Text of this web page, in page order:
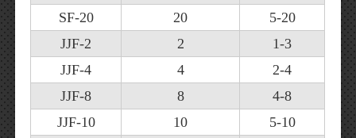
SF-20
20
5-20
JJF-2
2
1-3
JJF-4
4
2-4
JJF-8
8
4-8
JJF-10
10
5-10